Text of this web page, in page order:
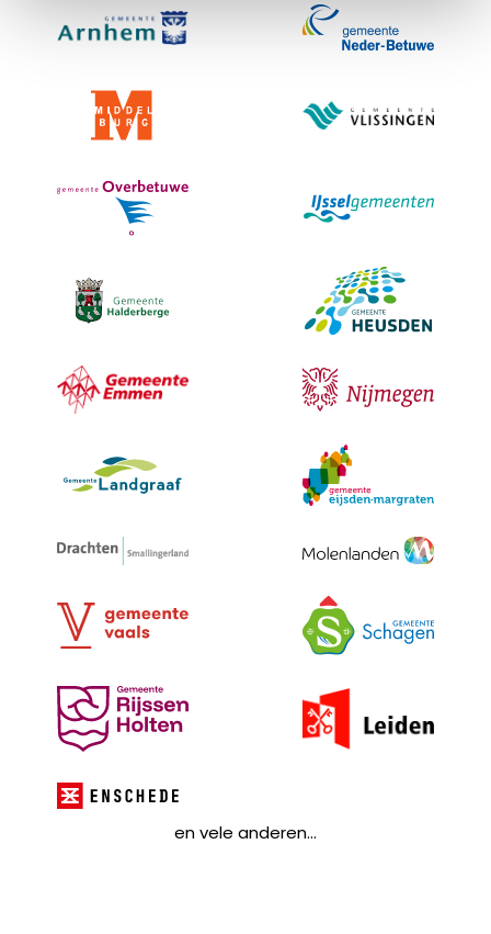
en vele anderen...